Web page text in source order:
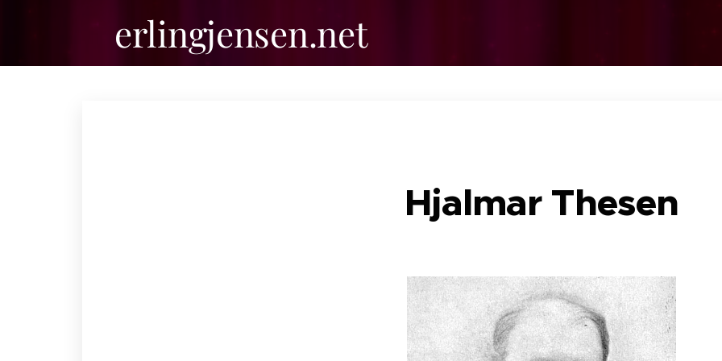
erlingjensen.net
Hjalmar Thesen